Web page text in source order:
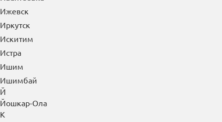
Зеленоград
Зеленодольск
Златоуст
Иваново
Ивантеевка
Ижевск
Иркутск
Искитим